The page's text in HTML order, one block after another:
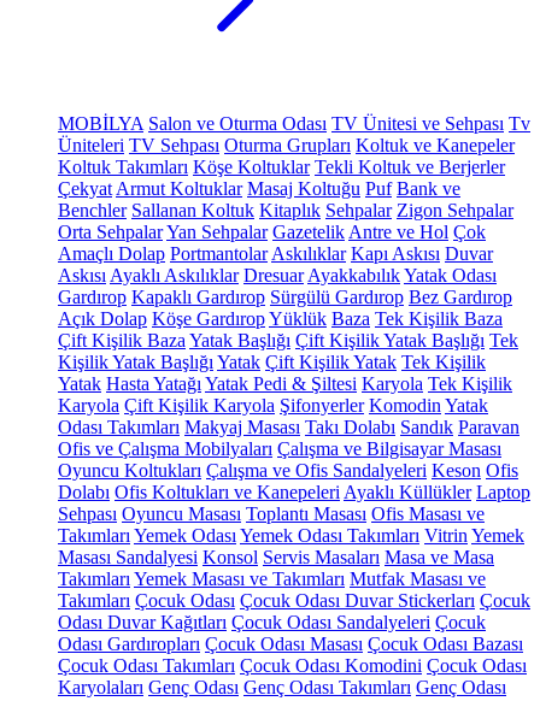
MOBİLYA Salon ve Oturma Odası TV Ünitesi ve Sehpası Tv
Üniteleri TV Sehpası Oturma Grupları Koltuk ve Kanepeler
Koltuk Takımları Köşe Koltuklar Tekli Koltuk ve Berjerler
Çekyat Armut Koltuklar Masaj Koltuğu Puf Bank ve
Benchler Sallanan Koltuk Kitaplık Sehpalar Zigon Sehpalar
Orta SehpalarYan Sehpalar Gazetelik Antre ve Hol Çok
Amaçlı Dolap Portmantolar Askılıklar Kapı Askısı Duvar
Askısı Ayaklı Askılıklar Dresuar AyakkabılıkYatak Odası
Gardırop Kapaklı Gardırop Sürgülü Gardırop Bez Gardırop
Açık Dolap Köşe GardıropYüklük Baza Tek Kişilik Baza
Çift Kişilik Baza Yatak Başlığı Çift Kişilik Yatak Başlığı Tek
Kişilik Yatak Başlığı Yatak Çift Kişilik Yatak Tek Kişilik
Yatak Hasta Yatağı Yatak Pedi & Şiltesi Karyola Tek Kişilik
Karyola Çift Kişilik Karyola Şifonyerler Komodin Yatak
Odası Takımları Makyaj Masası Takı Dolabı Sandık Paravan
Ofis ve Çalışma Mobilyaları Çalışma ve Bilgisayar Masası
Oyuncu Koltukları Çalışma ve Ofis Sandalyeleri Keson Ofis
Dolabı Ofis Koltukları ve Kanepeleri Ayaklı Küllükler Laptop
Sehpası Oyuncu Masası Toplantı Masası Ofis Masası ve
Takımları Yemek Odası Yemek Odası Takımları Vitrin Yemek
Masası Sandalyesi Konsol Servis Masaları Masa ve Masa
Takımları Yemek Masası ve Takımları Mutfak Masası ve
Takımları Çocuk Odası Çocuk Odası Duvar Stickerları Çocuk
Odası Duvar Kağıtları Çocuk Odası Sandalyeleri Çocuk
Odası Gardıropları Çocuk Odası Masası Çocuk Odası Bazası
Çocuk Odası Takımları Çocuk Odası Komodini Çocuk Odası
Karyolaları Genç Odası Genç Odası Takımları Genç Odası